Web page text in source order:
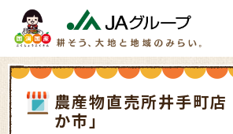
農産物直売所井手町
か市」